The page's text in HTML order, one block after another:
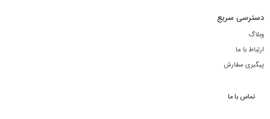
دسترسی سریع
وبلاگ
ارتباط با ما
پیگیری سفارش
تماس با ما